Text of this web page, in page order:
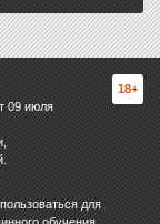
09 июля
18+
для